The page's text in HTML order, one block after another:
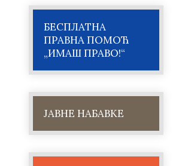
БЕСПЛАТНА
ПРАВНА ПОМОЋ
„ИМАШ ПРАВО!“
ЈАВНЕ НАБАВКЕ